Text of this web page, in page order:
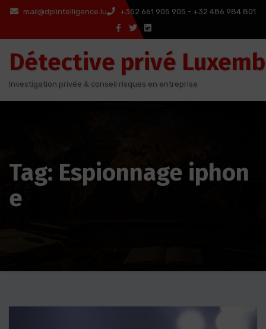
Aller
contenu
mail@dplintelligence.lu +352 661 905 905 - +32 486 984 801
Détective privé
Investigation privée & conseil risques en entreprise
Tag: Espionnage iphon
e